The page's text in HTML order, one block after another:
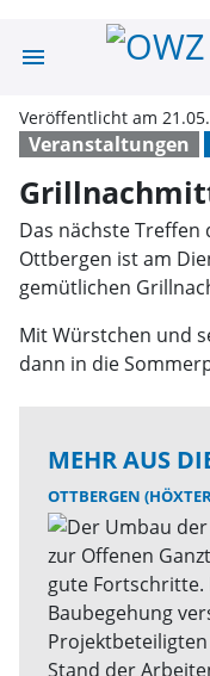
menu
Veranstaltungen
Veröffentlicht am
Das nächste
Ottbergen ist am
gemütlichen
Mit Würstchen und
dann in die
MEHR AUS
OTTBERGEN